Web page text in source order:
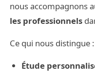
nous accompagnons
les professionnels
Ce qui nous distingue :
Étude